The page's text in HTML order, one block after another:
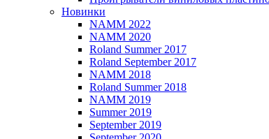
Новинки
NAMM 2022
NAMM 2020
Roland Summer 2017
Roland September 2017
NAMM 2018
Roland Summer 2018
NAMM 2019
Summer 2019
September 2019